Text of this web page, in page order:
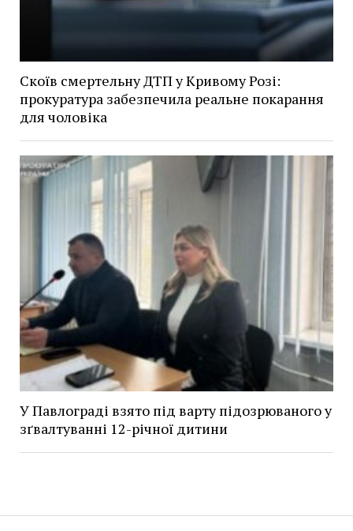
Скоїв смертельну ДТП у Кривому Розі:
прокуратура забезпечила реальне покарання
для чоловіка
У Павлограді взято під варту підозрюваного у
зґвалтуванні 12-річної дитини